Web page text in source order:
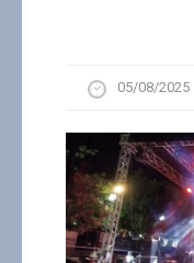
05/08/2025